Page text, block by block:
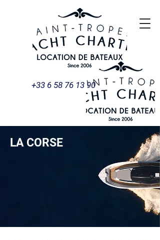
+33 6 58 76 13 90
LA CORSE